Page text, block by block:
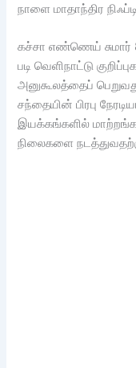
நாளை மாதாந்திர
கச்சா எண்ணெய் சுமார்
படி வெளிநாட்டு
அனுகூலத்தைப்
சந்தையின் பிரபு
இயக்கங்களில்
நிலைகளை